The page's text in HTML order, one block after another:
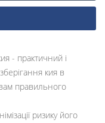
- практичний і
кия в
правильного
ризику його